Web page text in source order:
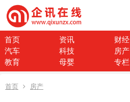
首页 资讯 财经
汽车
科技 房产
教育
母婴 专栏
首页 房产